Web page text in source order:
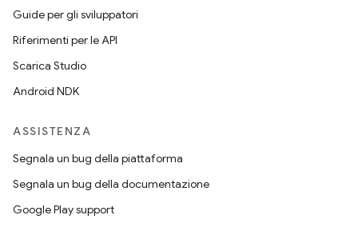
Guide per gli sviluppatori
Riferimenti per le API
Scarica Studio
Android NDK
ASSISTENZA
Segnala un bug della piattaforma
Segnala un bug della documentazione
Google Play support